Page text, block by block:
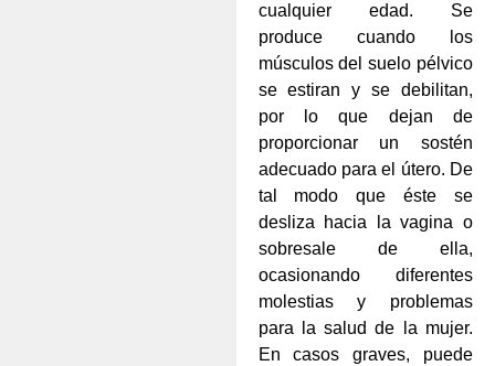
cualquier edad. Se
produce cuando los
músculos del suelo pélvico
se estiran y se debilitan,
por lo que dejan de
proporcionar un sostén
adecuado para el útero. De
tal modo que éste se
desliza hacia la vagina o
sobresale de ella,
ocasionando diferentes
molestias y problemas
para la salud de la mujer.
En casos graves, puede